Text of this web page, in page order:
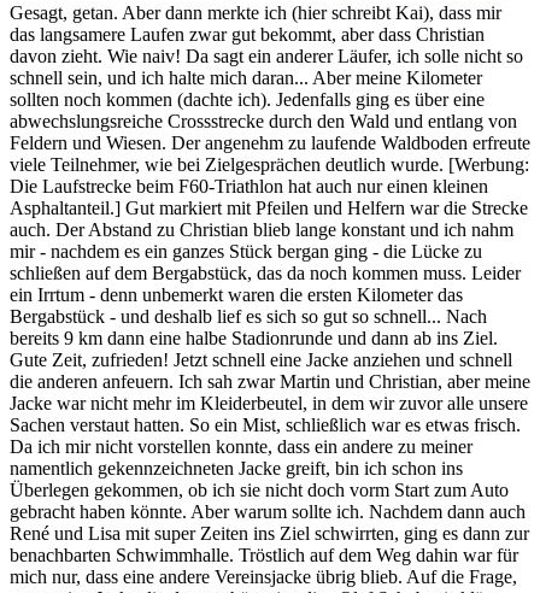
Gesagt, getan. Aber dann merkte ich (hier schreibt Kai), dass mir
das langsamere Laufen zwar gut bekommt, aber dass Christian
davon zieht. Wie naiv! Da sagt ein anderer Läufer, ich solle nicht so
schnell sein, und ich halte mich daran... Aber meine Kilometer
sollten noch kommen (dachte ich). Jedenfalls ging es über eine
abwechslungsreiche Crossstrecke durch den Wald und entlang von
Feldern und Wiesen. Der angenehm zu laufende Waldboden erfreute
viele Teilnehmer, wie bei Zielgesprächen deutlich wurde. [Werbung:
Die Laufstrecke beim F60-Triathlon hat auch nur einen kleinen
Asphaltanteil.] Gut markiert mit Pfeilen und Helfern war die Strecke
auch. Der Abstand zu Christian blieb lange konstant und ich nahm
mir - nachdem es ein ganzes Stück bergan ging - die Lücke zu
schließen auf dem Bergabstück, das da noch kommen muss. Leider
ein Irrtum - denn unbemerkt waren die ersten Kilometer das
Bergabstück - und deshalb lief es sich so gut so schnell... Nach
bereits 9 km dann eine halbe Stadionrunde und dann ab ins Ziel.
Gute Zeit, zufrieden! Jetzt schnell eine Jacke anziehen und schnell
die anderen anfeuern. Ich sah zwar Martin und Christian, aber meine
Jacke war nicht mehr im Kleiderbeutel, in dem wir zuvor alle unsere
Sachen verstaut hatten. So ein Mist, schließlich war es etwas frisch.
Da ich mir nicht vorstellen konnte, dass ein andere zu meiner
namentlich gekennzeichneten Jacke greift, bin ich schon ins
Überlegen gekommen, ob ich sie nicht doch vorm Start zum Auto
gebracht haben könnte. Aber warum sollte ich. Nachdem dann auch
René und Lisa mit super Zeiten ins Ziel schwirrten, ging es dann zur
benachbarten Schwimmhalle. Tröstlich auf dem Weg dahin war für
mich nur, dass eine andere Vereinsjacke übrig blieb. Auf die Frage,